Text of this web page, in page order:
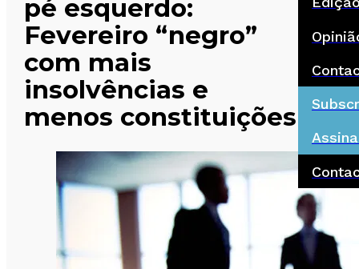
pé esquerdo:
Fevereiro “negro”
com mais
insolvências e
menos constituições